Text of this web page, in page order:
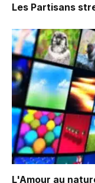
Les Partisans
L'Amour au